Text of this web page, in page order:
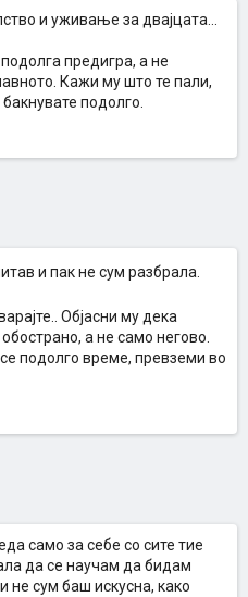
и уживање за двајцата...
предигра, а не
Кажи му што те пали,
подолго.
и пак не сум разбрала.
Објасни му дека
а не само негово.
подолго време, превземи во
само за себе со сите тие
да се научам да бидам
не сум баш искусна, како